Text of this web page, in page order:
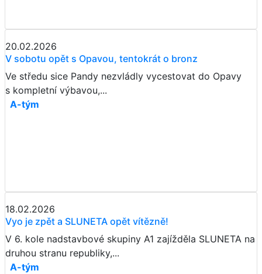
20.02.2026
​​​​​​​V sobotu opět s Opavou, tentokrát o bronz
Ve středu sice Pandy nezvládly vycestovat do Opavy
s kompletní výbavou,...
A-tým
18.02.2026
Vyo je zpět a SLUNETA opět vítězně!
V 6. kole nadstavbové skupiny A1 zajížděla SLUNETA na
druhou stranu republiky,...
A-tým